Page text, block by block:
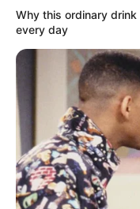
Furor en
los clips
inundaron
nacional.
Why this ordinary
every day